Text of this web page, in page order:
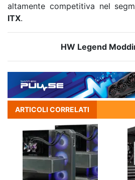
altamente competitiva nel
ITX.
HW Legend
ARTICOLI CORRELATI